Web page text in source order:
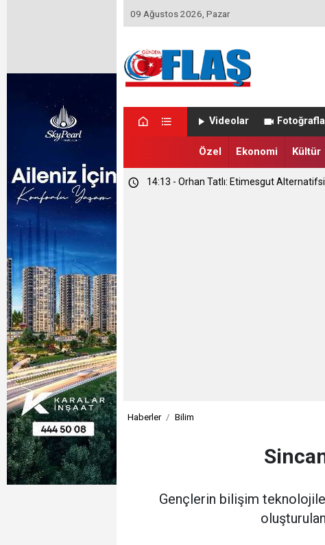
09 Ağustos 2026, Pazar
Videolar
Özel Ekonomi Kültür
14:13 - Orhan Tatlı: Etimesgut
Haberler Bilim
Gençlerin bilişim